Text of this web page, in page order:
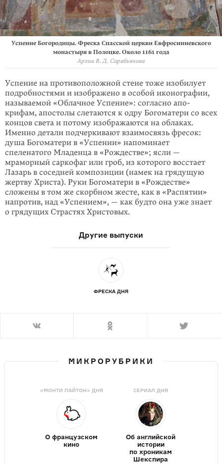
Успение Богородицы. Фреска Спасской церкви Евфросиниевского
монастыря в Полоцке. Около 1161 года
Архив В. Д. Сарабьянова
Успение на противоположной стене тоже изобилует
подробностями и изобра­жено в особой иконографии,
называемой «Облачное Успение»: согласно апо­
крифам, апостолы слетаются к одру Богоматери со всех
концов света и потому изображаются на облаках.
Именно детали подчер­кивают взаимосвязь фресок:
душа Богоматери в «Успении» напоминает
спеленатого Младенца в «Рожде­стве»; ясли —
мраморный саркофаг или гроб, из которого восстает
Лазарь в соседней композиции (намек на грядущую
жертву Христа). Руки Богоматери в «Рождестве»
сложены в том же скорбном жесте, как в «Распятии»
напро­тив, над «Успением», — как будто она уже знает
о грядущих Страстях Христовых.
Другие выпуски
ФРЕСКА ДНЯ
МИКРОРУБРИКИ
«МОНТИ ПАЙТОН» ДНЯ
О французском
кино
СЕРИАЛ ДНЯ
Об английской
истории
по хроникам
Шекспира